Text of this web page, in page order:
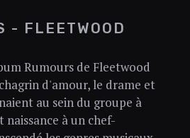
- FLEETWOOD
Rumours de Fleetwood
d'amour, le drame et
au sein du groupe à
à un chef-